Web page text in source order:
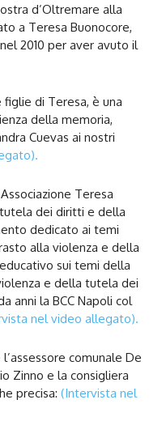
d’Oltremare alla
a Teresa Buonocore,
2010 per aver avuto il
di Teresa, è una
della memoria,
Cuevas ai nostri
Teresa
dei diritti e della
dedicato ai temi
alla violenza e della
sui temi della
e della tutela dei
anni la BCC Napoli col
nel video allegato).
comunale De
Zinno e la consigliera
precisa: (Intervista nel